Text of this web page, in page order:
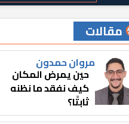
مقالات
مروان حمدون
حين يمرض المكان
كيف نفقد ما نظنه
ثابتًا؟